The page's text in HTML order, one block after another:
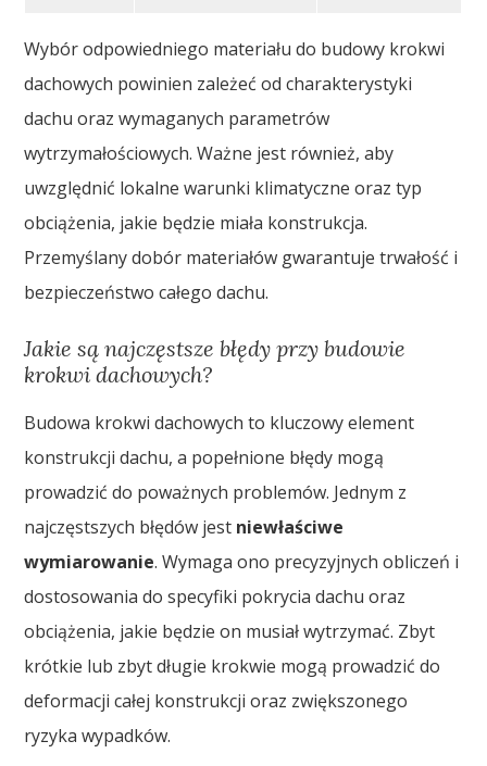
Wybór odpowiedniego materiału do budowy krokwi
dachowych powinien zależeć od charakterystyki
dachu oraz wymaganych parametrów
wytrzymałościowych. Ważne jest również, aby
uwzględnić lokalne warunki klimatyczne oraz typ
obciążenia, jakie będzie miała konstrukcja.
Przemyślany dobór materiałów gwarantuje trwałość i
bezpieczeństwo całego dachu.
Jakie są najczęstsze błędy przy budowie
krokwi dachowych?
Budowa krokwi dachowych to kluczowy element
konstrukcji dachu, a popełnione błędy mogą
prowadzić do poważnych problemów. Jednym z
najczęstszych błędów jest niewłaściwe
wymiarowanie. Wymaga ono precyzyjnych obliczeń i
dostosowania do specyfiki pokrycia dachu oraz
obciążenia, jakie będzie on musiał wytrzymać. Zbyt
krótkie lub zbyt długie krokwie mogą prowadzić do
deformacji całej konstrukcji oraz zwiększonego
ryzyka wypadków.